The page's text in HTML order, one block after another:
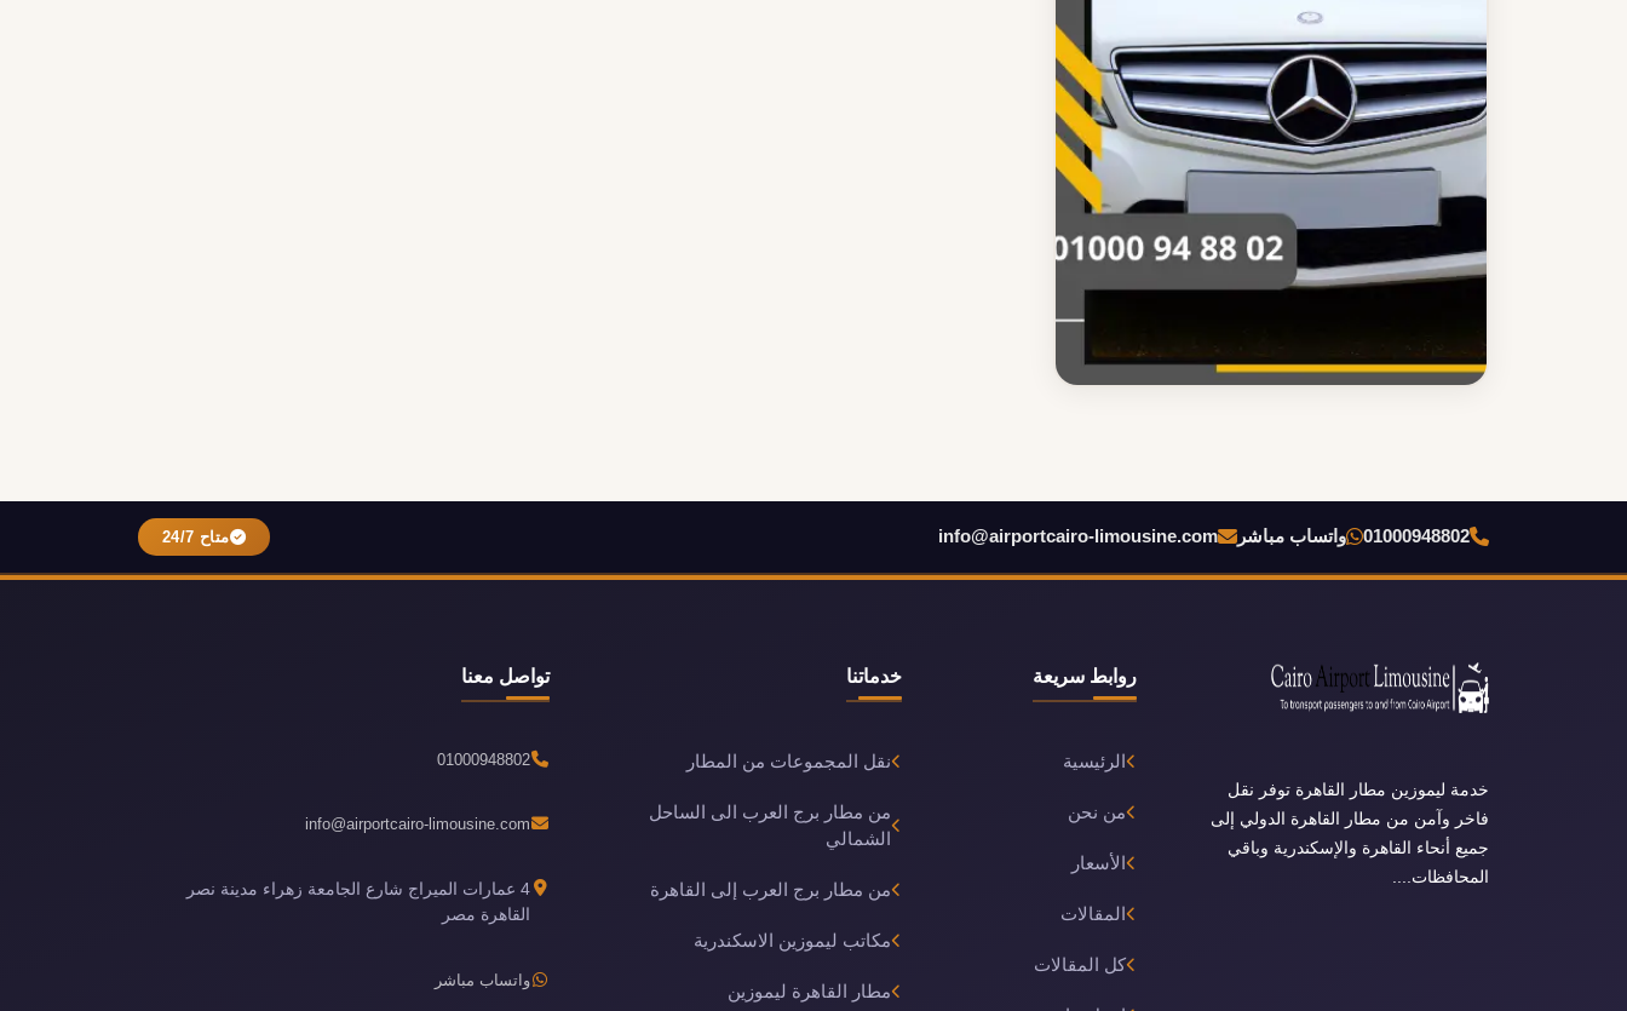
خدمات النقل الفاخرة التي تقدمها شركات النقل داخ...
01000948802 واتساب مباشر info@airportcairo-limousine.com متاح 24/7
خدمة ليموزين مطار القاهرة توفر نقل
فاخر وآمن من مطار القاهرة الدولي إلى
جميع أنحاء القاهرة والإسكندرية وباقي
المحافظات....
روابط سريعة
الرئيسية
من نحن
الأسعار
المقالات
كل المقالات
خدماتنا
نقل المجموعات من المطار
من مطار برج العرب الى الساحل
الشمالي
من مطار برج العرب إلى القاهرة
مكاتب ليموزين الاسكندرية
مطار القاهرة ليموزين
تواصل معنا
01000948802
info@airportcairo-limousine.com
4 عمارات الميراج شارع الجامعة زهراء مدينة نصر
القاهرة مصر
واتساب مباشر